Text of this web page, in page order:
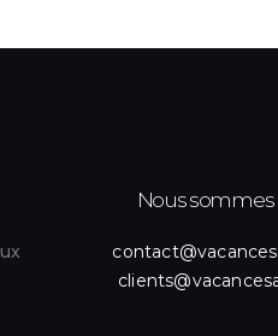
Nous sommes